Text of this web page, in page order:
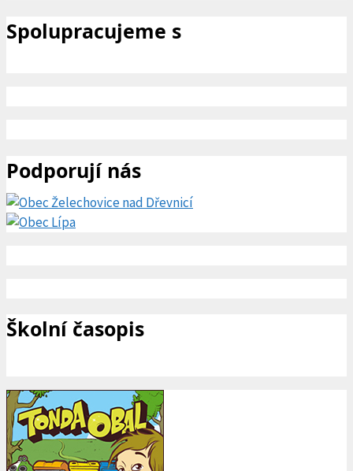
Spolupracujeme s
Podporují nás
Školní časopis